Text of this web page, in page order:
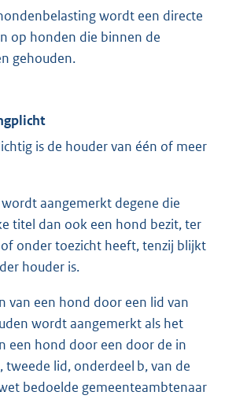
wordt een directe
op honden die binnen de
gehouden.
is de houder van één of meer
aangemerkt degene die
titel dan ook een hond bezit, ter
onder toezicht heeft, tenzij blijkt
houder is.
van een hond door een lid van
wordt aangemerkt als het
een hond door een door de in
tweede lid, onderdeel b, van de
bedoelde gemeenteambtenaar